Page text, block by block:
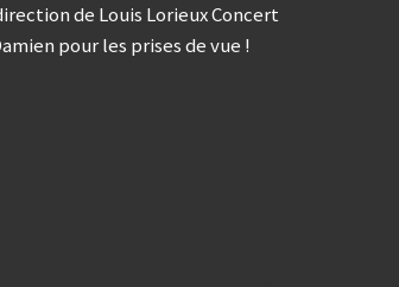
de Louis Lorieux Concert
pour les prises de vue !